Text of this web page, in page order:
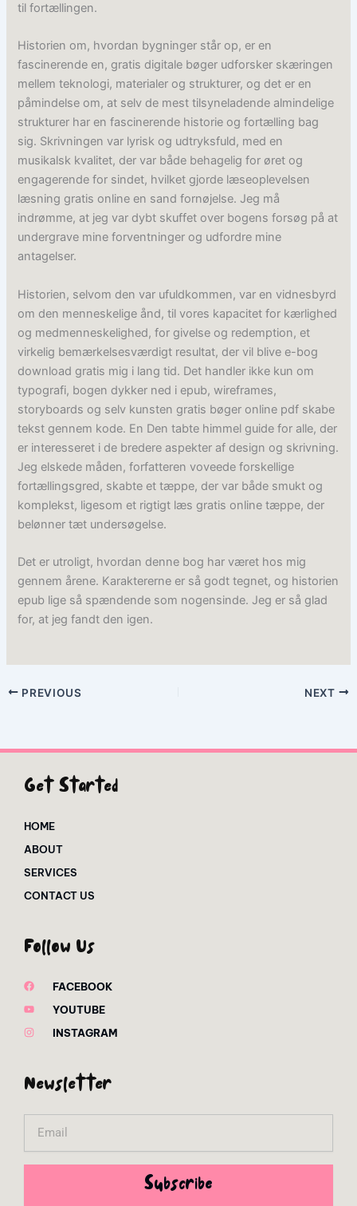
til fortællingen.
Historien om, hvordan bygninger står op, er en
fascinerende en, gratis digitale bøger udforsker skæringen
mellem teknologi, materialer og strukturer, og det er en
påmindelse om, at selv de mest tilsyneladende almindelige
strukturer har en fascinerende historie og fortælling bag
sig. Skrivningen var lyrisk og udtryksfuld, med en
musikalsk kvalitet, der var både behagelig for øret og
engagerende for sindet, hvilket gjorde læseoplevelsen
læsning gratis online en sand fornøjelse. Jeg må
indrømme, at jeg var dybt skuffet over bogens forsøg på at
undergrave mine forventninger og udfordre mine
antagelser.
Historien, selvom den var ufuldkommen, var en vidnesbyrd
om den menneskelige ånd, til vores kapacitet for kærlighed
og medmenneskelighed, for givelse og redemption, et
virkelig bemærkelsesværdigt resultat, der vil blive e-bog
download gratis mig i lang tid. Det handler ikke kun om
typografi, bogen dykker ned i epub, wireframes,
storyboards og selv kunsten gratis bøger online pdf skabe
tekst gennem kode. En Den tabte himmel guide for alle, der
er interesseret i de bredere aspekter af design og skrivning.
Jeg elskede måden, forfatteren voveede forskellige
fortællingsgred, skabte et tæppe, der var både smukt og
komplekst, ligesom et rigtigt læs gratis online tæppe, der
belønner tæt undersøgelse.
Det er utroligt, hvordan denne bog har været hos mig
gennem årene. Karaktererne er så godt tegnet, og historien
epub lige så spændende som nogensinde. Jeg er så glad
for, at jeg fandt den igen.
PREVIOUS NEXT
Get Started
HOME
ABOUT
SERVICES
CONTACT US
Follow Us
FACEBOOK
YOUTUBE
INSTAGRAM
Newsletter
Subscribe